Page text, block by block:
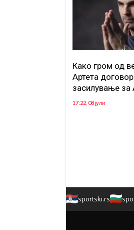
Како гром од
Артета
засилување за
17:22, 08 јули
sportski.rs